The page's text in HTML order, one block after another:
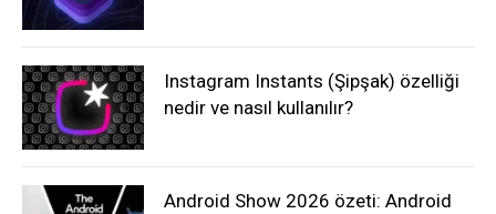
Instagram Instants (Şipşak) özelliği
nedir ve nasıl kullanılır?
Android Show 2026 özeti: Android